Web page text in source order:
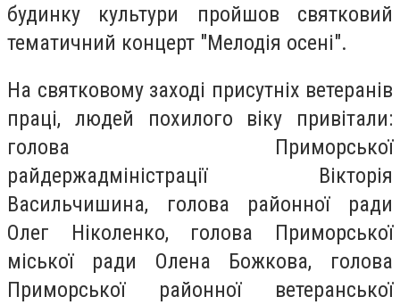
будинку культури пройшов святковий
тематичний концерт "Мелодія осені".
На святковому заході присутніх ветеранів
праці, людей похилого віку привітали:
голова Приморської
райдержадміністрації Вікторія
Васильчишинa, голова районної ради
Олег Ніколенко, голова Приморської
міської ради Олена Божкова, голова
Приморської районної ветеранської